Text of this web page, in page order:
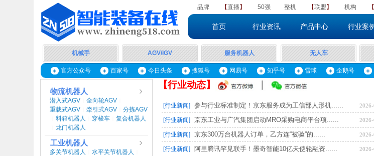
品牌 【直播】 50强 整机 ​【联盟 】 机构 【
首页 行业资讯 产品中心 行业案例
无人车
机械手 服务机器人
AGV/IGV
官方公众号 百家号 今日头条 搜狐号 网易号 知乎号 雪球 企鹅号
【行业动态】
物流机器人
潜入式AGV 全向轮AGV
重载式AGV 牵引式AGV 分拣AGV
料箱机器人 穿梭车 复合机器人
龙门机器人
工业机器人
多关节机器人 水平关节机器人
[行业新闻] 参与行业标准制定！京东服务成为工信部人形机......
[行业新闻] 京东工业与广汽集团启动MRO采购电商平台项......
[行业新闻] 京东300万台机器人订单，乙方连“被验”的......
[行业新闻] 阿里腾讯罕见联手！墨奇智能10亿天使轮融资......